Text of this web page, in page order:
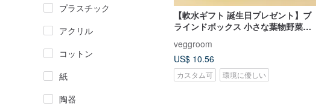
プラスチック
アクリル
コットン
紙
陶器
【軟水ギフト 誕生日プレゼント】ブ
ラインドボックス 小さな葉物野菜の
veggroom
US$ 10.56
カスタム可 環境に優しい